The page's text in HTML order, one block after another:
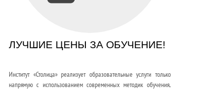
ЛУЧШИЕ ЦЕНЫ ЗА ОБУЧЕНИЕ!
Институт «Столица» реализует образовательные услуги только
напрямую с использованием современных методик обучения,